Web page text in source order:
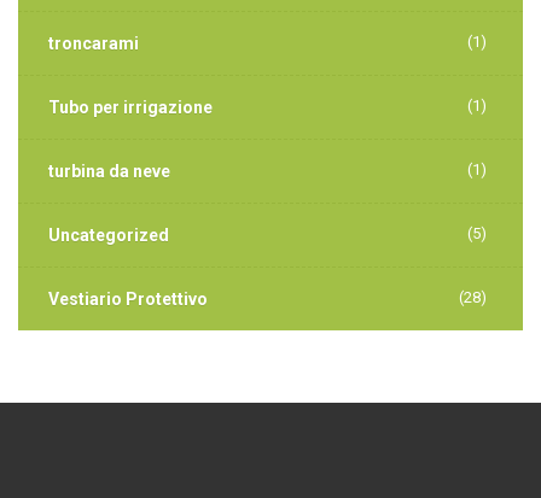
troncarami (1)
Tubo per irrigazione (1)
turbina da neve (1)
Uncategorized (5)
Vestiario Protettivo (28)